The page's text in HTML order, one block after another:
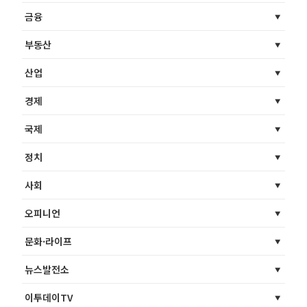
금융
부동산
산업
경제
국제
정치
사회
오피니언
문화·라이프
뉴스발전소
이투데이TV